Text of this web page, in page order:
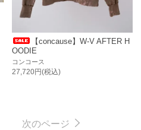
【concause】W-V AFTER H
OODIE
コンコース
27,720円(税込)
次のページ